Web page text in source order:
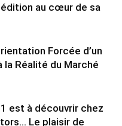
au cœur de sa
Forcée d’un
la Réalité du Marché
est à découvrir chez
Le plaisir de